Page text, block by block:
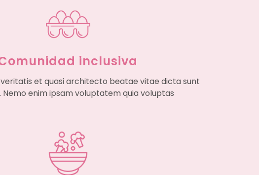
inclusiva
et quasi architecto beatae vitae dicta sunt
Nemo enim ipsam voluptatem quia voluptas